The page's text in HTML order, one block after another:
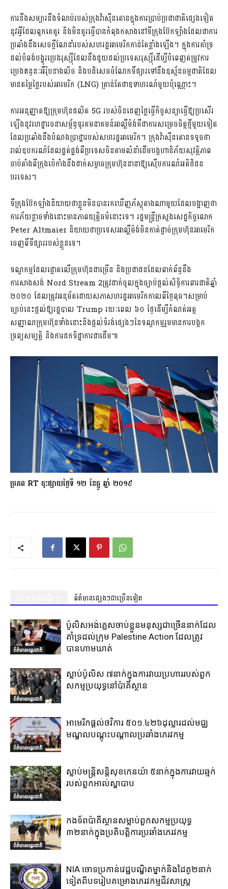
ការខឹងសម្បារនឹងទំលាប់របស់ក្រុងវ៉ាស៊ីនតោនក្នុងការប្រាប់ប្រជាជាតិផ្សេងទៀត
នូវអ្វីដែលពួកគេគួរ និងមិនគួរធ្វើបានកំពុងកសាងនៅទីក្រុងប៊ែកឡាំងដែលជាការ
ប្រឆាំងនឹងសេចក្តីណែនាំរបស់សហរដ្ឋអាមេរិកកាន់តែខ្លាំងឡើង។ ក្នុងការគាំទ្រ
ដល់បំពង់បង្ហូរប្រេងរុស្ស៊ីដែលនឹងជួយដល់ប្រទេសរុស្ស៊ីដើម្បីបំពេញតម្រូវការ
ប្រេងឥន្ធនៈអឺរ៉ុបខាងលិច និងបដិសេធចំណែកទីផ្សារទៅនឹងឧស្ម័នធម្មជាតិដែល
មានតម្លៃថ្លៃរបស់អាមេរិក (LNG) គ្រាន់តែជាឧទាហរណ៍មួយប៉ុណ្ណោះ។
ការអនុញ្ញាតឱ្យក្រុមហ៊ុនផលិត 5G របស់ចិនដេញថ្លៃធ្វើកិច្ចសន្យាធ្វើឱ្យប្រសើរ
ឡើងនូវហេដ្ឋារចនាសម្ព័ន្ធទូរគមនាគមន៍អាល្លឺម៉ង់គឺជាការសម្រេចចិត្តថ្មីមួយទៀត
ដែលប្រឆាំងនឹងបំណងប្រាថ្នារបស់សហរដ្ឋអាមេរិក។ ក្រុងវ៉ាស៊ីនតោនទទូចថា
រាល់ឧបករណ៍ដែលផ្គត់ផ្គង់ពីប្រទេសចិនតាមលំនាំដើមបង្កហានិភ័យសុវត្ថិភាព
ចាប់តាំងពីក្រុងប៉េកាំងនឹងដាក់សម្ពាធក្រុមហ៊ុននានាឱ្យស៊ើបការណ៍អតិថិជន
បរទេស។
ទីក្រុងប៊ែកឡាំងនិយាយថាខ្លួនមិនបានរកឃើញភ័ស្តុតាងណាមួយដែលបង្ហាញថា
ការភ័យខ្លាចទាំងនោះមានភាពយុត្តិធម៌នោះទេ។ រដ្ឋមន្រ្តីក្រសួងសេដ្ឋកិច្ចលោក
Peter Altmaier និយាយថាប្រទេសអាល្លឺម៉ង់មិនកាត់ផ្តាច់ក្រុមហ៊ុនអាមេរិក
ចេញពីទីផ្សាររបស់ខ្លួនទេ។
ទណ្ឌកម្មដែលផ្តោតលើក្រុមហ៊ុនជាច្រើន និងប្រជាជនដែលពាក់ព័ន្ធនឹង
ការសាងសង់ Nord Stream 2ត្រូវដាក់ចូលក្នុងច្បាប់ផ្តល់សិទ្ធិការពារជាតិឆ្នាំ
២០២០ ដែលត្រូវអនុម័តដោយសភាសហរដ្ឋអាមេរិកកាលពីថ្ងៃពុធ។សម្រាប់
ច្បាប់នេះផ្តល់ឱ្យរដ្ឋបាល Trump រយៈពេល ៦០ ថ្ងៃដើម្បីកំណត់អត្ត
សញ្ញាណក្រុមហ៊ុនទាំងនោះនិងផ្តល់ទំរង់ផ្សេងៗនៃទណ្ឌកម្មរួមមានការបង្កក
ទ្រព្យសម្បត្តិ និងការដកទិដ្ឋាការជាដើម៕
ប្រភព RT ចុះផ្សាយថ្ងៃទី ១២ ខែធ្នូ ឆ្នាំ ២០១៩
ព័ត៌មានផ្សេងៗជាច្រើនទៀត
ព័ត៌មានអន្តរជាតិ
ប៉ូលិសអង់គ្លេសចាប់ខ្លួនមនុស្សជាច្រើននាក់ដែល
គាំទ្រដល់ក្រុម Palestine Action ដែលត្រូវ
បានហាមឃាត់
ព័ត៌មានអន្តរជាតិ
ស្លាប់ប៉ូលិស ៧នាក់ក្នុងការវាយប្រហាររបស់ពួក
សកម្មប្រយុទ្ធនៅប៉ាគីស្ថាន
ព័ត៌មានអន្តរជាតិ
អាមេរិកផ្តល់ថវិការ ៥០១.៤២៦ដុល្លារដល់មជ្ឈ
មណ្ឌលបណ្តុះបណ្តាលប្រឆាំងភេរវកម្ម
ព័ត៌មានអន្តរជាតិ
ស្លាប់មន្ត្រីសន្តិសុខកេនយ៉ា ៥នាក់ក្នុងការវាយឆ្មក់
របស់ពួកអាល់ស្ហាបាប
ព័ត៌មានអន្តរជាតិ
កងទ័ពប៉ាគីស្ថានសម្លាប់ពួកសកម្មប្រយុទ្ធ
៣២នាក់ក្នុងប្រតិបត្តិការប្រឆាំងភេរវកម្ម
NIA ចោទប្រកាន់វេជ្ជបណ្ឌិតម្នាក់និងដៃគូ២នាក់
ទៀតពីបទរៀបគម្រោងភេរវកម្មជីវសាស្ត្រ